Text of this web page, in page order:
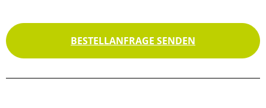
BESTELLANFRAGE SENDEN